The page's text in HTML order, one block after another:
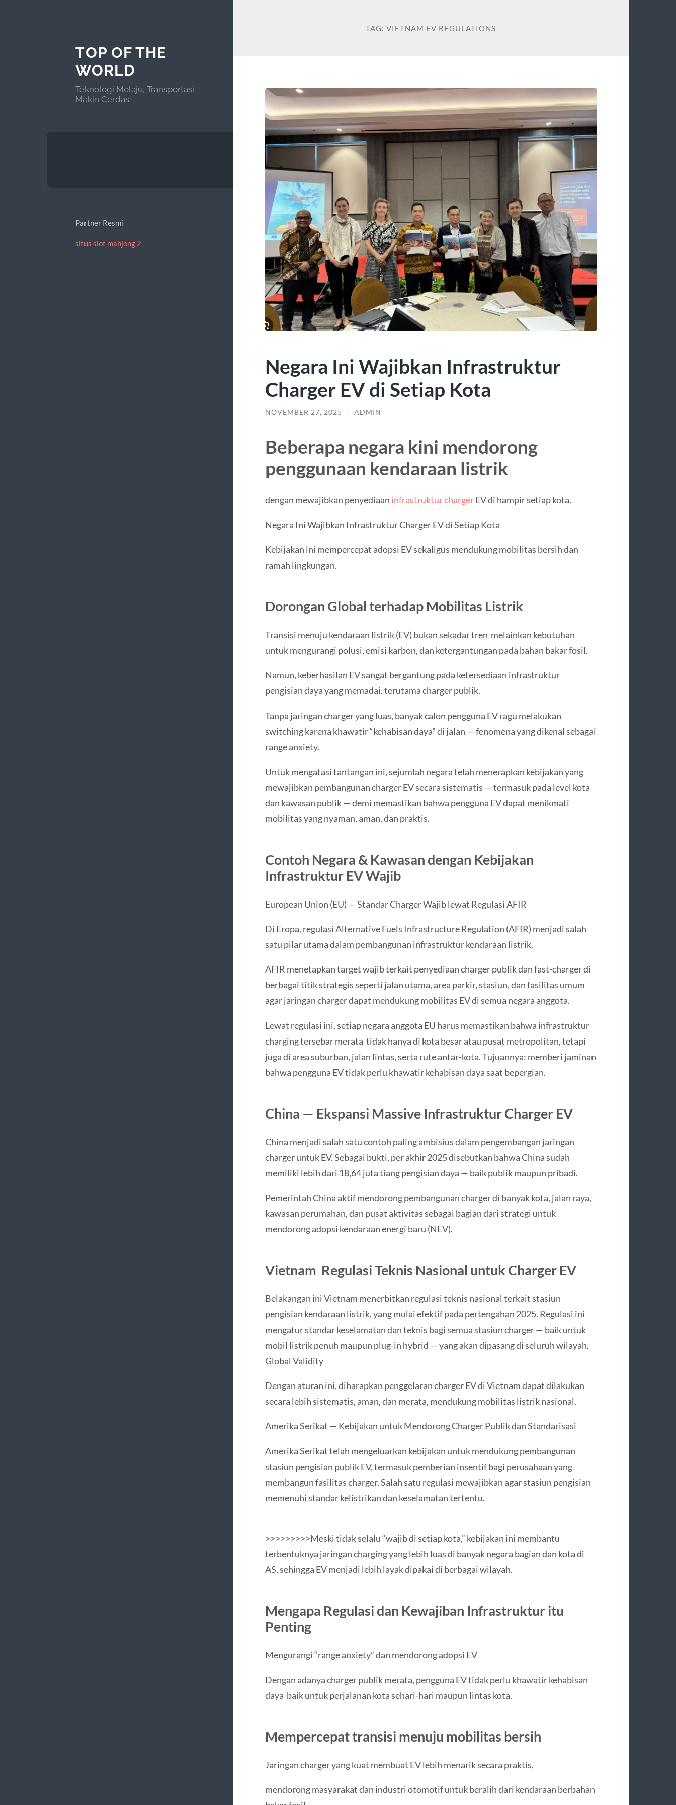
TOP OF THE
WORLD
Teknologi Melaju, Transportasi
Makin Cerdas.
Partner Resmi
situs slot mahjong 2
TAG:VIETNAM EV REGULATIONS
Negara Ini Wajibkan Infrastruktur
Charger EV di Setiap Kota
NOVEMBER 27, 2025 / ADMIN
Beberapa negara kini mendorong
penggunaan kendaraan listrik
dengan mewajibkan penyediaan infrastruktur chargerEV di hampir setiap kota.
Negara Ini Wajibkan Infrastruktur Charger EV di Setiap Kota
Kebijakan ini mempercepat adopsi EV sekaligus mendukung mobilitas bersih dan
ramah lingkungan.
Dorongan Global terhadap Mobilitas Listrik
Transisi menuju kendaraan listrik (EV) bukan sekadar tren melainkan kebutuhan
untuk mengurangi polusi, emisi karbon, dan ketergantungan pada bahan bakar fosil.
Namun, keberhasilan EV sangat bergantung pada ketersediaan infrastruktur
pengisian daya yang memadai, terutama charger publik.
Tanpa jaringan charger yang luas, banyak calon pengguna EV ragu melakukan
switching karena khawatir “kehabisan daya” di jalan — fenomena yang dikenal sebagai
range anxiety.
Untuk mengatasi tantangan ini, sejumlah negara telah menerapkan kebijakan yang
mewajibkan pembangunan charger EV secara sistematis — termasuk pada level kota
dan kawasan publik — demi memastikan bahwa pengguna EV dapat menikmati
mobilitas yang nyaman, aman, dan praktis.
Contoh Negara & Kawasan dengan Kebijakan
Infrastruktur EV Wajib
European Union (EU) — Standar Charger Wajib lewat Regulasi AFIR
Di Eropa, regulasi Alternative Fuels Infrastructure Regulation (AFIR) menjadi salah
satu pilar utama dalam pembangunan infrastruktur kendaraan listrik.
AFIR menetapkan target wajib terkait penyediaan charger publik dan fast‑charger di
berbagai titik strategis seperti jalan utama, area parkir, stasiun, dan fasilitas umum
agar jaringan charger dapat mendukung mobilitas EV di semua negara anggota.
Lewat regulasi ini, setiap negara anggota EU harus memastikan bahwa infrastruktur
charging tersebar merata tidak hanya di kota besar atau pusat metropolitan, tetapi
juga di area suburban, jalan lintas, serta rute antar‑kota. Tujuannya: memberi jaminan
bahwa pengguna EV tidak perlu khawatir kehabisan daya saat bepergian.
China — Ekspansi Massive Infrastruktur Charger EV
China menjadi salah satu contoh paling ambisius dalam pengembangan jaringan
charger untuk EV. Sebagai bukti, per akhir 2025 disebutkan bahwa China sudah
memiliki lebih dari 18,64 juta tiang pengisian daya — baik publik maupun pribadi.
Pemerintah China aktif mendorong pembangunan charger di banyak kota, jalan raya,
kawasan perumahan, dan pusat aktivitas sebagai bagian dari strategi untuk
mendorong adopsi kendaraan energi baru (NEV).
Vietnam Regulasi Teknis Nasional untuk Charger EV
Belakangan ini Vietnam menerbitkan regulasi teknis nasional terkait stasiun
pengisian kendaraan listrik, yang mulai efektif pada pertengahan 2025. Regulasi ini
mengatur standar keselamatan dan teknis bagi semua stasiun charger — baik untuk
mobil listrik penuh maupun plug‑in hybrid — yang akan dipasang di seluruh wilayah.
Global Validity
Dengan aturan ini, diharapkan penggelaran charger EV di Vietnam dapat dilakukan
secara lebih sistematis, aman, dan merata, mendukung mobilitas listrik nasional.
Amerika Serikat — Kebijakan untuk Mendorong Charger Publik dan Standarisasi
Amerika Serikat telah mengeluarkan kebijakan untuk mendukung pembangunan
stasiun pengisian publik EV, termasuk pemberian insentif bagi perusahaan yang
membangun fasilitas charger. Salah satu regulasi mewajibkan agar stasiun pengisian
memenuhi standar kelistrikan dan keselamatan tertentu.
>>>>>>>>>Meski tidak selalu “wajib di setiap kota,” kebijakan ini membantu
terbentuknya jaringan charging yang lebih luas di banyak negara bagian dan kota di
AS, sehingga EV menjadi lebih layak dipakai di berbagai wilayah.
Mengapa Regulasi dan Kewajiban Infrastruktur itu
Penting
Mengurangi “range anxiety” dan mendorong adopsi EV
Dengan adanya charger publik merata, pengguna EV tidak perlu khawatir kehabisan
daya baik untuk perjalanan kota sehari‑hari maupun lintas kota.
Mempercepat transisi menuju mobilitas bersih
Jaringan charger yang kuat membuat EV lebih menarik secara praktis,
mendorong masyarakat dan industri otomotif untuk beralih dari kendaraan berbahan